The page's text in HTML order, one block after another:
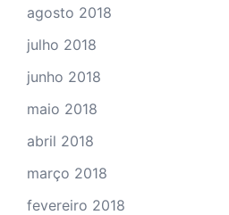
agosto 2018
julho 2018
junho 2018
maio 2018
abril 2018
março 2018
fevereiro 2018